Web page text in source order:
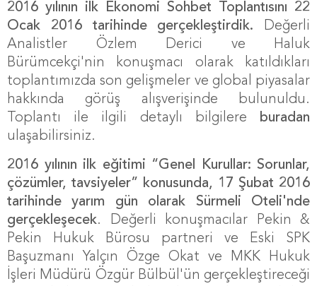
2016 yılının ilk Ekonomi Sohbet Toplantısını 22
Ocak 2016 tarihinde gerçekleştirdik. Değerli
Analistler Özlem Derici ve Haluk
Bürümcekçi'nin konuşmacı olarak katıldıkları
toplantımızdason gelişmeler ve global piyasalar
hakkında görüş alışverişinde bulunuldu.
Toplantı ile ilgili detaylı bilgilere buradan
ulaşabilirsiniz.
2016 yılının ilk eğitimi “Genel Kurullar: Sorunlar,
çözümler, tavsiyeler” konusunda, 17 Şubat 2016
tarihinde yarım gün olarak Sürmeli Oteli'nde
gerçekleşecek. Değerli konuşmacılar Pekin &
Pekin Hukuk Bürosu partneri ve Eski SPK
Başuzmanı Yalçın Özge Okat ve MKK Hukuk
İşleri Müdürü Özgür Bülbül'ün gerçekleştireceği